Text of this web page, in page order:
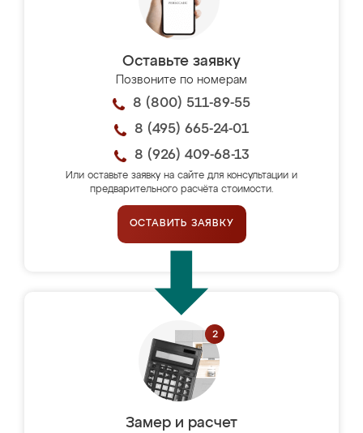
Оставьте заявку
Позвоните по номерам
8 (800) 511-89-55
8 (495) 665-24-01
8 (926) 409-68-13
Или оставьте заявку на сайте для консультации и
предварительного расчёта стоимости.
ОСТАВИТЬ ЗАЯВКУ
Замер и расчет